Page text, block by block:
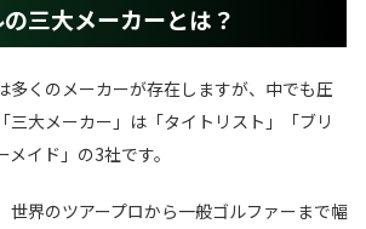
三大メーカーとは？
多くのメーカーが存在しますが、中でも圧
三大メーカー」は「タイトリスト」「ブリ
イド」の3社です。
世界のツアープロから一般ゴルファーまで幅